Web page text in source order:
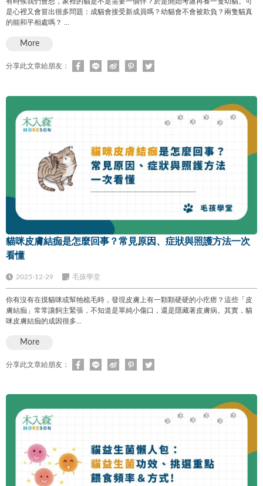
是心裡又會冒出很多問題：成貓會接受新成員嗎？幼貓會不會被欺負？兩隻貓真
的能和平相處嗎？ ...
More
分享此文章給朋友：
貓咪皮膚結痂是怎麼回事？常見原因、症狀與照護方法一次
看懂
2025-12-29 毛孩學堂
你有沒有在摸貓咪或幫牠梳毛時，發現皮膚上有一顆顆硬硬的小疙瘩？這些「皮
膚結痂」常常讓飼主緊張，不知道是單純小傷口，還是隱藏著皮膚病。其實，貓
咪皮膚結痂的成因很多...
More
分享此文章給朋友：